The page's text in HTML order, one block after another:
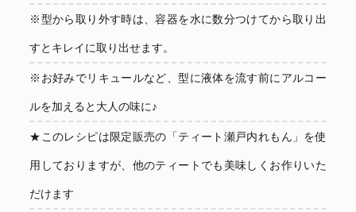
※型から取り外す時は、容器を水に数分つけてから取り出
すとキレイに取り出せます。
※お好みでリキュールなど、型に液体を流す前にアルコー
ルを加えると大人の味に♪
★このレシピは限定販売の「ティート瀬戸内れもん」を使
用しておりますが、他のティートでも美味しくお作りいた
だけます